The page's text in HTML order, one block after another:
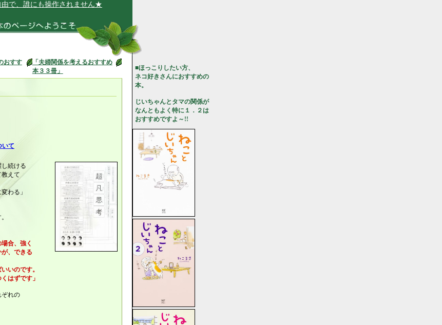
誰にも操作されません★
おすす
「夫婦関係を考えるおすすめ
本３３冊」
て
続ける
えて
わる」
合、強く
、できる
いのです。
はずです」
ぞれの
■ほっこりしたい方、
ネコ好きさんにおすすめの
本。
じいちゃんとタマの関係が
なんともよく特に１．２は
おすすめですよ～!!